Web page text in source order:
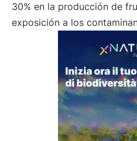
30% en la producción de
exposición a los